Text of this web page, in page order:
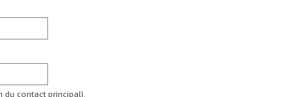
contact principal).